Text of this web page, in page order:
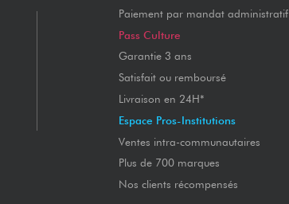
Paiement par mandat administratif
Pass Culture
Garantie 3 ans
Satisfait ou remboursé
Livraison en 24H*
Espace Pros-Institutions
Ventes intra-communautaires
Plus de 700 marques
Nos clients récompensés